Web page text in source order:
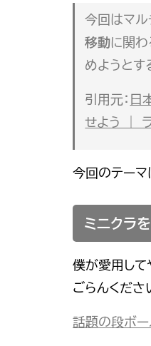
今回はマル
移動に関わ
めようとす
引用元： 日
せよう ｜ ラ
今回のテーマ
ミニクラ
僕が愛用して
ごらんくださ
話題の段ボー